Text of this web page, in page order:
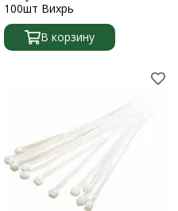
100шт Вихрь
В корзину